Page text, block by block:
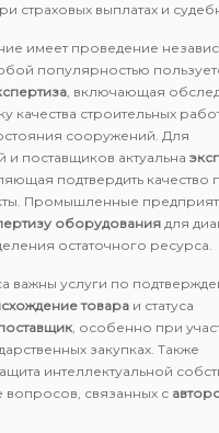
страховых выплатах и
имеет проведение
популярностью
, включающая
качества строительных
сооружений. Для
и поставщиков актуальна
подтвердить качество
Промышленные
оборудованиядля
остаточного ресурса.
важны услуги по
товара и статуса
, особенно при
закупках. Также
интеллектуальной
связанных с